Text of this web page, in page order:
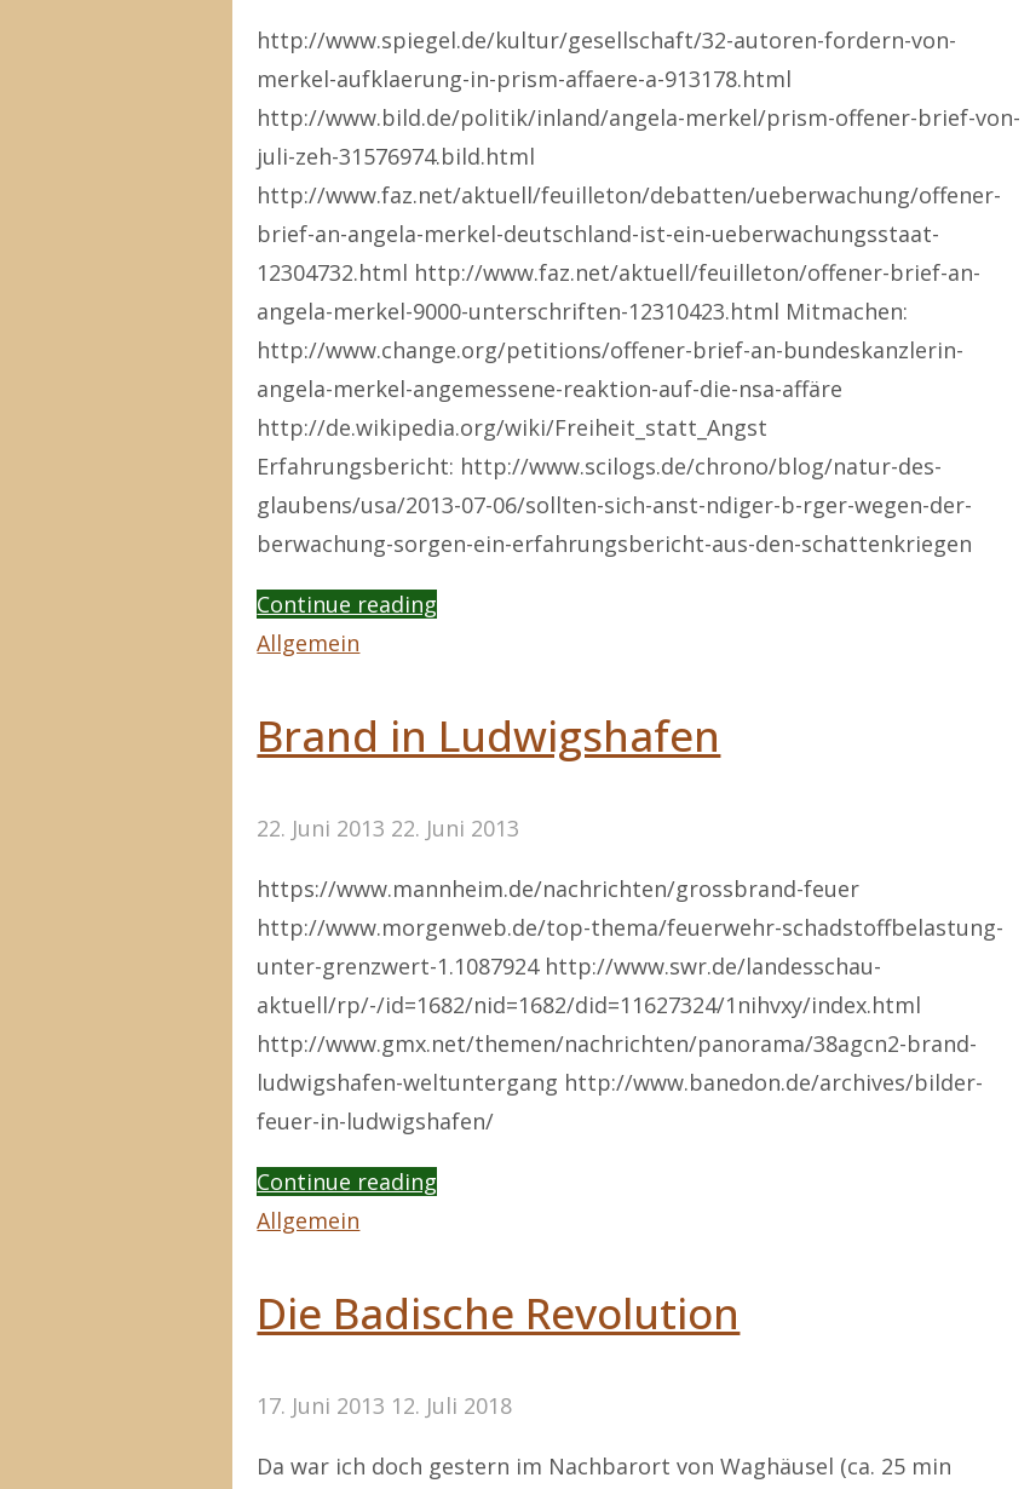
http://www.spiegel.de/kultur/gesellschaft/32-autoren-fordern-von-
merkel-aufklaerung-in-prism-affaere-a-913178.html
http://www.bild.de/politik/inland/angela-merkel/prism-offener-brief-von-
juli-zeh-31576974.bild.html
http://www.faz.net/aktuell/feuilleton/debatten/ueberwachung/offener-
brief-an-angela-merkel-deutschland-ist-ein-ueberwachungsstaat-
12304732.html http://www.faz.net/aktuell/feuilleton/offener-brief-an-
angela-merkel-9000-unterschriften-12310423.html Mitmachen:
http://www.change.org/petitions/offener-brief-an-bundeskanzlerin-
angela-merkel-angemessene-reaktion-auf-die-nsa-affäre
http://de.wikipedia.org/wiki/Freiheit_statt_Angst
Erfahrungsbericht: http://www.scilogs.de/chrono/blog/natur-des-
glaubens/usa/2013-07-06/sollten-sich-anst-ndiger-b-rger-wegen-der-
berwachung-sorgen-ein-erfahrungsbericht-aus-den-schattenkriegen
Continue reading
verdächtig
–
Sie
auf
Allgemein
Brand in Ludwigshafen
22. Juni 2013 22. Juni 2013
https://www.mannheim.de/nachrichten/grossbrand-feuer
http://www.morgenweb.de/top-thema/feuerwehr-schadstoffbelastung-
unter-grenzwert-1.1087924 http://www.swr.de/landesschau-
aktuell/rp/-/id=1682/nid=1682/did=11627324/1nihvxy/index.html
http://www.gmx.net/themen/nachrichten/panorama/38agcn2-brand-
ludwigshafen-weltuntergang http://www.banedon.de/archives/bilder-
feuer-in-ludwigshafen/
Continue reading
Allgemein
Die Badische Revolution
17. Juni 2013 12. Juli 2018
Da war ich doch gestern im Nachbarort von Waghäusel (ca. 25 min